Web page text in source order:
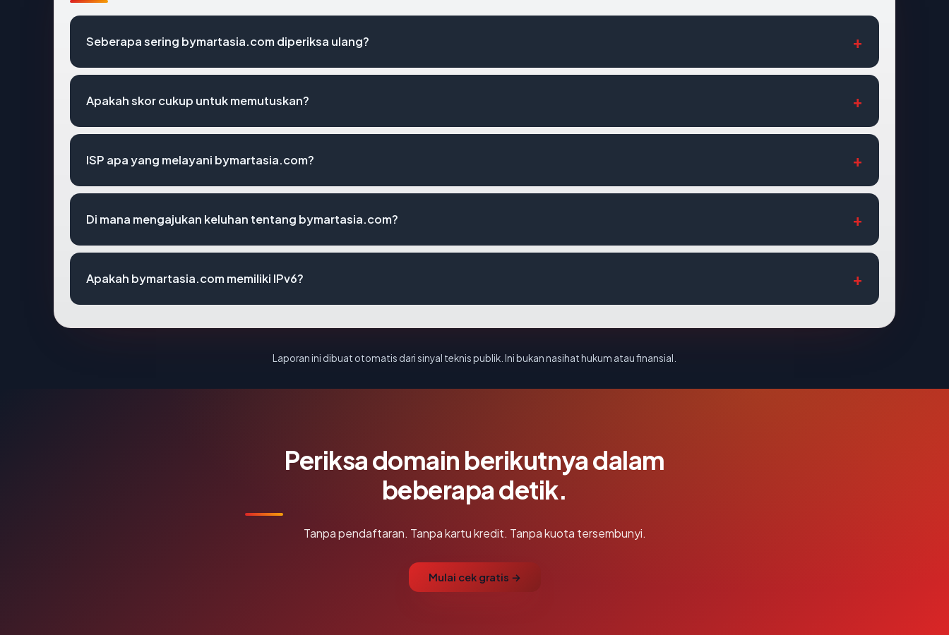
Seberapa sering bymartasia.com diperiksa ulang?
Apakah skor cukup untuk memutuskan?
ISP apa yang melayani bymartasia.com?
Di mana mengajukan keluhan tentang bymartasia.com?
Apakah bymartasia.com memiliki IPv6?
Laporan ini dibuat otomatis dari sinyal teknis publik. Ini bukan nasihat hukum atau finansial.
Periksa domain berikutnya dalam
beberapa detik.
Tanpa pendaftaran. Tanpa kartu kredit. Tanpa kuota tersembunyi.
Mulai cek gratis →